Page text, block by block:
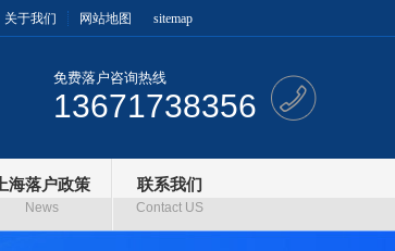
关于我们 网站地图 sitemap
免费落户咨询热线
13671738356
上海落户政策
News
联系我们
Contact US